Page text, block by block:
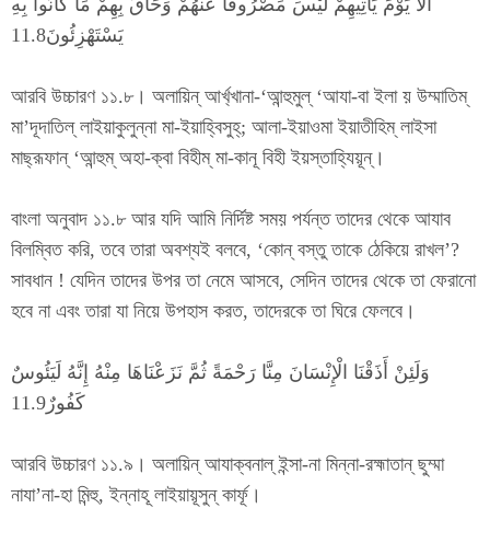
يَسْتَهْزِئُونَ11.8
আরবি উচ্চারণ ১১.৮। অলায়িন্ আর্খ্খানা-‘আন্হুমুল্ ‘আযা-বা ইলা য় উম্মাতিম্
মা’দূদাতিল্ লাইয়াকুলুন্না মা-ইয়াহ্বিসুহ্; আলা-ইয়াওমা ইয়াতীহিম্ লাইসা
মাছ্রূফান্ ‘আন্হুম্ অহা-ক্বা বিহীম্ মা-কানূ বিহী ইয়স্তাহ্যিয়ূন্।
বাংলা অনুবাদ ১১.৮ আর যদি আমি নির্দিষ্ট সময় পর্যন্ত তাদের থেকে আযাব
বিলম্বিত করি, তবে তারা অবশ্যই বলবে, ‘কোন্ বস্তু তাকে ঠেকিয়ে রাখল’?
সাবধান ! যেদিন তাদের উপর তা নেমে আসবে, সেদিন তাদের থেকে তা ফেরানো
হবে না এবং তারা যা নিয়ে উপহাস করত, তাদেরকে তা ঘিরে ফেলবে।
وَلَئِنْ أَذَقْنَا الْإِنْسَانَ مِنَّا رَحْمَةً ثُمَّ نَزَعْنَاهَا مِنْهُ إِنَّهُ لَيَئُوسٌ
كَفُورٌ11.9
আরবি উচ্চারণ ১১.৯। অলায়িন্ আযাক্বনাল্ ইন্সা-না মিন্না-রহ্মাতান্ ছুম্মা
নাযা’না-হা মিন্হু, ইন্নাহূ লাইয়ায়ূসুন্ কার্ফূ।